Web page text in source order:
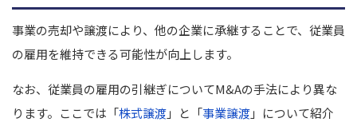
事業の売却や譲渡により、他の企業に承継することで、従業員
の雇用を維持できる可能性が向上します。
なお、従業員の雇用の引継ぎについてM&Aの手法により異な
ります。 ここでは「株式譲渡」と「事業譲渡」について紹介